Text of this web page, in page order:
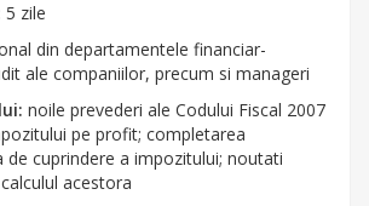
5 zile
din departamentele financiar-
ale companiilor, precum si manageri
noile prevederi ale Codului Fiscal 2007
pe profit; completarea
de cuprindere a impozitului; noutati
acestora